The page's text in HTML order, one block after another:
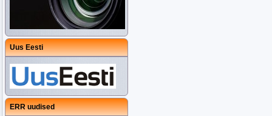
Uus Eesti
ERR uudised